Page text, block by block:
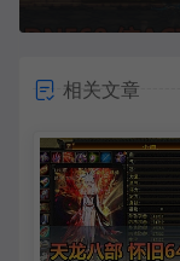
相关文章